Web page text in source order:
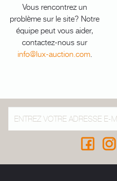
Vous rencontrez un
problème sur le site? Notre
équipe peut vous aider,
contactez-nous sur
info@lux-auction.com.